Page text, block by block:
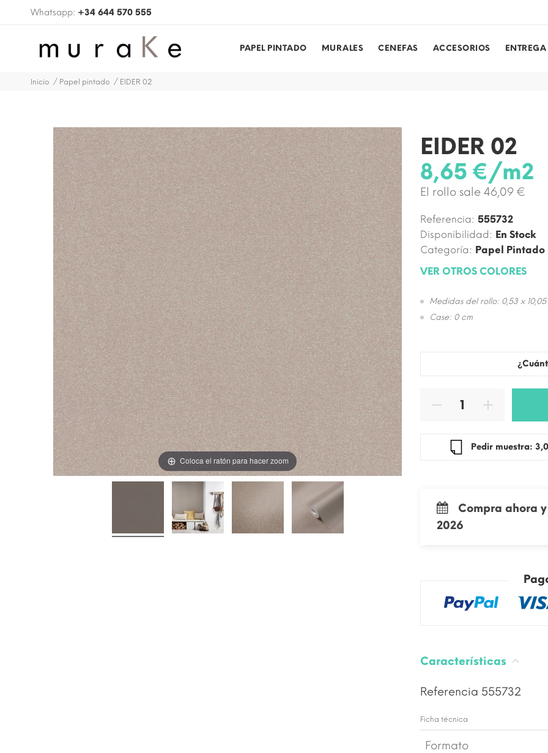
Whatsapp: +34 644 570 555
PAPEL PINTADO MURALES CENEFAS ACCESORIOS
Inicio Papel pintado EIDER 02
Coloca el ratón para hacer zoom
EIDER 02
8,65 €/m2
El rollo sale 46,09 €
Referencia: 555732
Disponibilidad: En Stock
Categoría: Papel Pintado
VER OTROS COLORES
Medidas del rollo: 0,53 x 10,05
Case: 0 cm
Pedir
Compra ahora
2026
Características
Referencia 555732
Ficha técnica
Formato